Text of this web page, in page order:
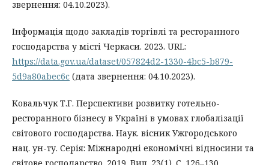
звернення: 04.10.2023).
Інформація щодо закладів торгівлі та ресторанного
господарства у місті Черкаси. 2023. URL:
https://data.gov.ua/dataset/057824d2-1330-4bc5-b879-
5d9a80abec6c (дата звернення: 04.10.2023).
Ковальчук Т.Г. Перспективи розвитку готельно-
ресторанного бізнесу в Україні в умовах глобалізації
світового господарства. Наук. вісник Ужгородського
нац. ун-ту. Серія: Міжнародні економічні відносини та
світове господарство. 2019. Вип. 23(1). С. 126–130.